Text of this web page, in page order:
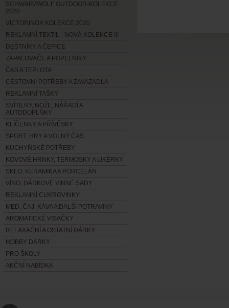
SCHWARZWOLF OUTDOOR-KOLEKCE
2020
VICTORINOX KOLEKCE 2020
REKLAMNÍ TEXTIL - NOVÁ KOLEKCE !!!
DEŠTNÍKY A ČEPICE
ZAPALOVAČE A POPELNÍKY
ČAS A TEPLOTA
CESTOVNÍ POTŘEBY A ZAVAZADLA
REKLAMNÍ TAŠKY
SVÍTILNY, NOŽE, NÁŘADÍ A
AUTODOPLŇKY
KLÍČENKY A PŘÍVĚSKY
SPORT, HRY A VOLNÝ ČAS
KUCHYŇSKÉ POTŘEBY
KOVOVÉ HRNKY, TERMOSKY A LIKÉRKY
SKLO, KERAMIKA A PORCELÁN
VÍNO, DÁRKOVÉ VINNÉ SADY
REKLAMNÍ CUKROVINKY
MED, ČAJ, KÁVA A DALŠÍ POTRAVINY
AROMATICKÉ VISAČKY
RELAXAČNÍ A OSTATNÍ DÁRKY
HOBBY DÁRKY
PRO ŠKOLY
AKČNÍ NABÍDKA